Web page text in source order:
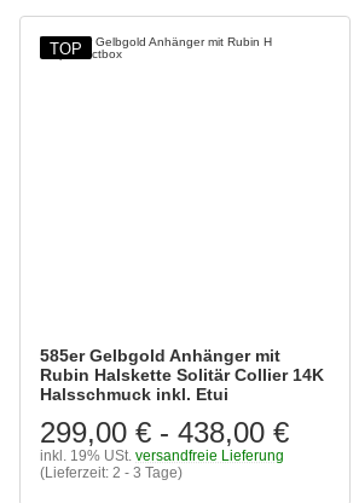
TOP
585er Gelbgold Anhänger mit
Rubin Halskette Solitär Collier 14K
Halsschmuck inkl. Etui
299,00 € - 438,00 €
inkl. 19% USt. versandfreie Lieferung
(Lieferzeit: 2 - 3 Tage)